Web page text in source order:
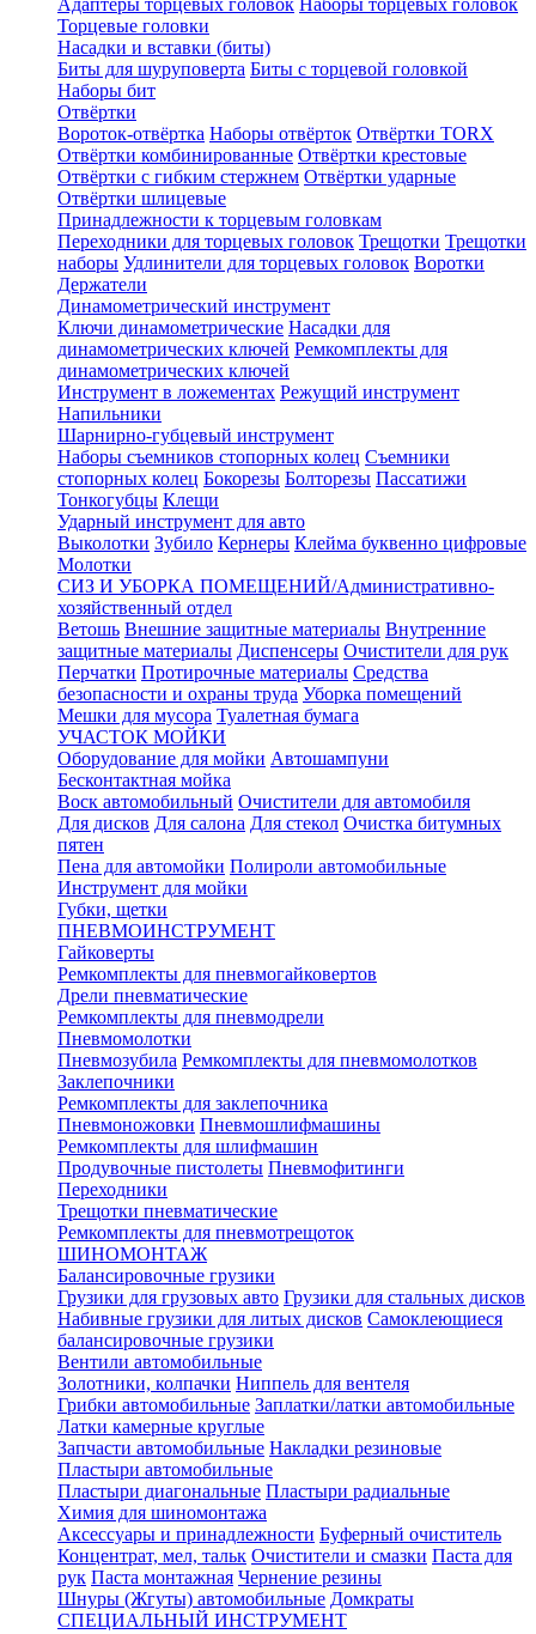
Адаптеры торцевых головок Наборы торцевых головок
Торцевые головки
Насадки и вставки (биты)
Биты для шуруповерта Биты с торцевой головкой
Наборы бит
Отвёртки
Вороток-отвёртка Наборы отвёрток Отвёртки TORX
Отвёртки комбинированные Отвёртки крестовые
Отвёртки с гибким стержнем Отвёртки ударные
Отвёртки шлицевые
Принадлежности к торцевым головкам
Переходники для торцевых головок Трещотки Трещотки
наборы Удлинители для торцевых головок Воротки
Держатели
Динамометрический инструмент
Ключи динамометрические Насадки для
динамометрических ключей Ремкомплекты для
динамометрических ключей
Инструмент в ложементах Режущий инструмент
Напильники
Шарнирно-губцевый инструмент
Наборы съемников стопорных колец Съемники
стопорных колец Бокорезы Болторезы Пассатижи
Тонкогубцы Клещи
Ударный инструмент для авто
Выколотки Зубило Кернеры Клейма буквенно цифровые
Молотки
СИЗ И УБОРКА ПОМЕЩЕНИЙ/Административно-
хозяйственный отдел
Ветошь Внешние защитные материалы Внутренние
защитные материалы Диспенсеры Очистители для рук
Перчатки Протирочные материалы Средства
безопасности и охраны труда Уборка помещений
Мешки для мусора Туалетная бумага
УЧАСТОК МОЙКИ
Оборудование для мойки Автошампуни
Бесконтактная мойка
Воск автомобильный Очистители для автомобиля
Для дисков Для салона Для стекол Очистка битумных
пятен
Пена для автомойки Полироли автомобильные
Инструмент для мойки
Губки, щетки
ПНЕВМОИНСТРУМЕНТ
Гайковерты
Ремкомплекты для пневмогайковертов
Дрели пневматические
Ремкомплекты для пневмодрели
Пневмомолотки
Пневмозубила Ремкомплекты для пневмомолотков
Заклепочники
Ремкомплекты для заклепочника
Пневмоножовки Пневмошлифмашины
Ремкомплекты для шлифмашин
Продувочные пистолеты Пневмофитинги
Переходники
Трещотки пневматические
Ремкомплекты для пневмотрещоток
ШИНОМОНТАЖ
Балансировочные грузики
Грузики для грузовых авто Грузики для стальных дисков
Набивные грузики для литых дисков Самоклеющиеся
балансировочные грузики
Вентили автомобильные
Золотники, колпачки Ниппель для вентеля
Грибки автомобильные Заплатки/латки автомобильные
Латки камерные круглые
Запчасти автомобильные Накладки резиновые
Пластыри автомобильные
Пластыри диагональные Пластыри радиальные
Химия для шиномонтажа
Аксессуары и принадлежности Буферный очиститель
Концентрат, мел, тальк Очистители и смазки Паста для
рук Паста монтажная Чернение резины
Шнуры (Жгуты) автомобильные Домкраты
СПЕЦИАЛЬНЫЙ ИНСТРУМЕНТ